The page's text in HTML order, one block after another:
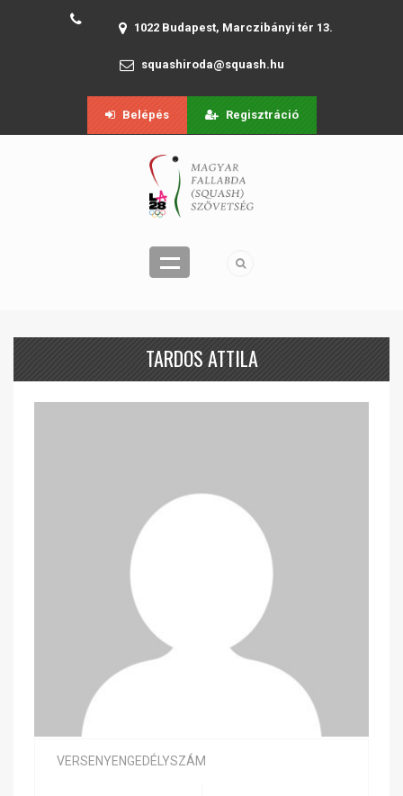
1022 Budapest, Marczibányi tér 13.
squashiroda@squash.hu
Belépés Regisztráció
TARDOS ATTILA
VERSENYENGEDÉLYSZÁM